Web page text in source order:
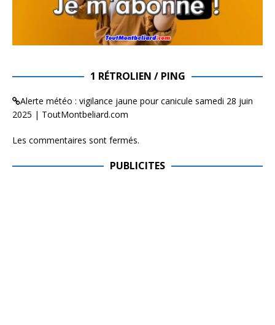
1 RÉTROLIEN / PING
Alerte météo : vigilance jaune pour canicule samedi 28 juin
2025 | ToutMontbeliard.com
Les commentaires sont fermés.
PUBLICITES